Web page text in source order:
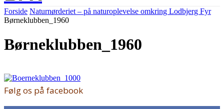
Forside Naturnørderiet – på naturoplevelse omkring Lodbjerg Fyr
Børneklubben_1960
Børneklubben_1960
Følg os på facebook